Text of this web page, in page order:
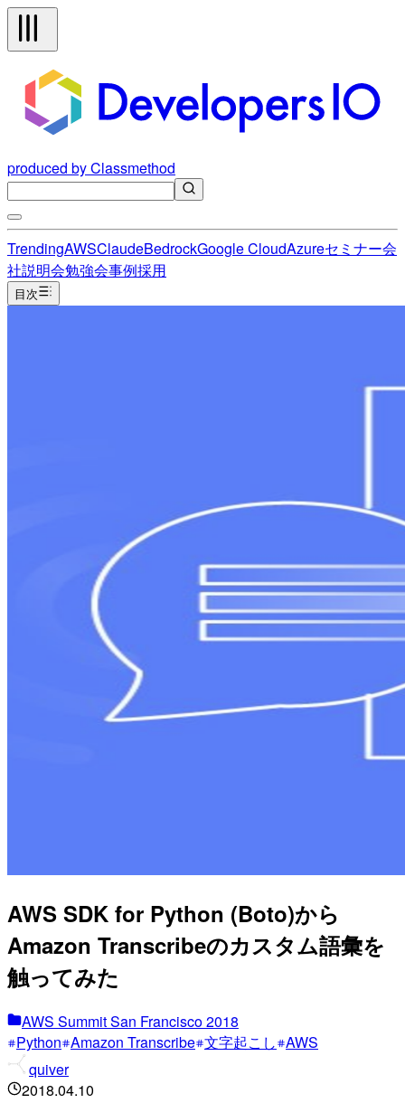
produced by Classmethod
TrendingAWSClaudeBedrockGoogle CloudAzureセミナー会
社説明会勉強会事例採用
目次
AWS SDK for Python (Boto)から
Amazon Transcribeのカスタム語彙を
触ってみた
AWS Summit San Francisco 2018
Python Amazon Transcribe 文字起こし AWS
quiver
2018.04.10